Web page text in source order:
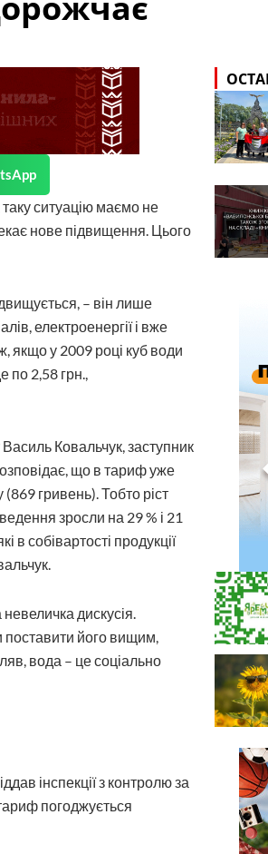
ситуацію маємо не
нове підвищення. Цього
– він лише
електроенергії і вже
якщо у 2009 році куб води
по 2,58 грн.,
Ковальчук, заступник
що в тариф уже
гривень). Тобто ріст
зросли на 29 % і 21
в собівартості продукції
дискусія.
поставити його вищим,
вода – це соціально
інспекції з контролю за
погоджується